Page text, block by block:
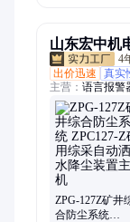
山东宏中机
4
出价迅速
真实
主营： 语言报警
井综合防尘系
ZPG-127Z矿井
合防尘系统